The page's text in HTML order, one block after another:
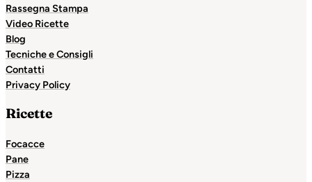
Rassegna Stampa
Video Ricette
Blog
Tecniche e Consigli
Contatti
Privacy Policy
Ricette
Focacce
Pane
Pizza